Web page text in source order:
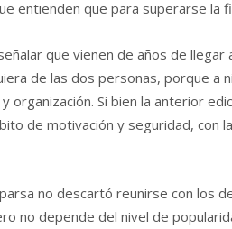
entienden que para superarse la
que vienen de años de
de las dos personas, porque a
organización. Si bien la anterior
de motivación y seguridad, con
no descartó reunirse con los
no depende del nivel de